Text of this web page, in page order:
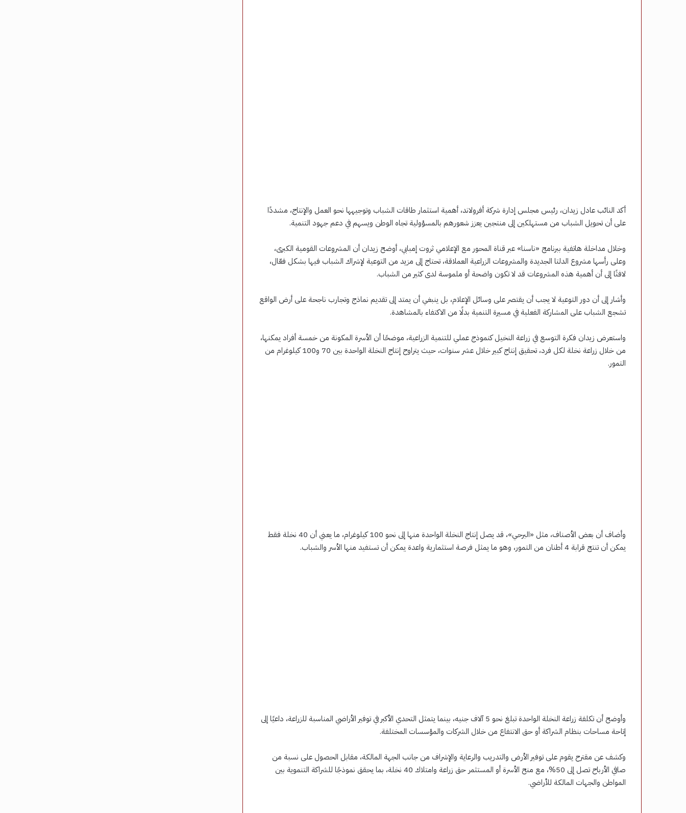
أكد النائب عادل زيدان، رئيس مجلس إدارة شركة أفرولاند، أهمية استثمار طاقات الشباب وتوجيهها نحو العمل والإنتاج، مشددًا
على أن تحويل الشباب من مستهلكين إلى منتجين يعزز شعورهم بالمسؤولية تجاه الوطن ويسهم في دعم جهود التنمية.
وخلال مداخلة هاتفية ببرنامج «ناسنا» عبر قناة المحور مع الإعلامي ثروت إمبابي، أوضح زيدان أن المشروعات القومية الكبرى،
وعلى رأسها مشروع الدلتا الجديدة والمشروعات الزراعية العملاقة، تحتاج إلى مزيد من التوعية لإشراك الشباب فيها بشكل فعّال،
لافتًا إلى أن أهمية هذه المشروعات قد لا تكون واضحة أو ملموسة لدى كثير من الشباب.
وأشار إلى أن دور التوعية لا يجب أن يقتصر على وسائل الإعلام، بل ينبغي أن يمتد إلى تقديم نماذج وتجارب ناجحة على أرض الواقع
تشجع الشباب على المشاركة الفعلية في مسيرة التنمية بدلًا من الاكتفاء بالمشاهدة.
واستعرض زيدان فكرة التوسع في زراعة النخيل كنموذج عملي للتنمية الزراعية، موضحًا أن الأسرة المكونة من خمسة أفراد يمكنها،
من خلال زراعة نخلة لكل فرد، تحقيق إنتاج كبير خلال عشر سنوات، حيث يتراوح إنتاج النخلة الواحدة بين 70 و100 كيلوغرام من
التمور.
وأضاف أن بعض الأصناف، مثل «البرحي»، قد يصل إنتاج النخلة الواحدة منها إلى نحو 100 كيلوغرام، ما يعني أن 40 نخلة فقط
يمكن أن تنتج قرابة 4 أطنان من التمور، وهو ما يمثل فرصة استثمارية واعدة يمكن أن تستفيد منها الأسر والشباب.
وأوضح أن تكلفة زراعة النخلة الواحدة تبلغ نحو 5 آلاف جنيه، بينما يتمثل التحدي الأكبر في توفير الأراضي المناسبة للزراعة، داعيًا إلى
إتاحة مساحات بنظام الشراكة أو حق الانتفاع من خلال الشركات والمؤسسات المختلفة.
وكشف عن مقترح يقوم على توفير الأرض والتدريب والرعاية والإشراف من جانب الجهة المالكة، مقابل الحصول على نسبة من
صافي الأرباح تصل إلى 50%، مع منح الأسرة أو المستثمر حق زراعة وامتلاك 40 نخلة، بما يحقق نموذجًا للشراكة التنموية بين
المواطن والجهات المالكة للأراضي.